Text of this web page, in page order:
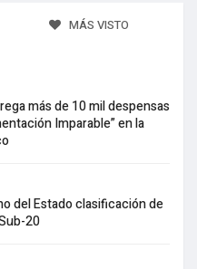
MÁS VISTO
más de 10 mil despensas
Imparable” en la
del Estado clasificación de
20